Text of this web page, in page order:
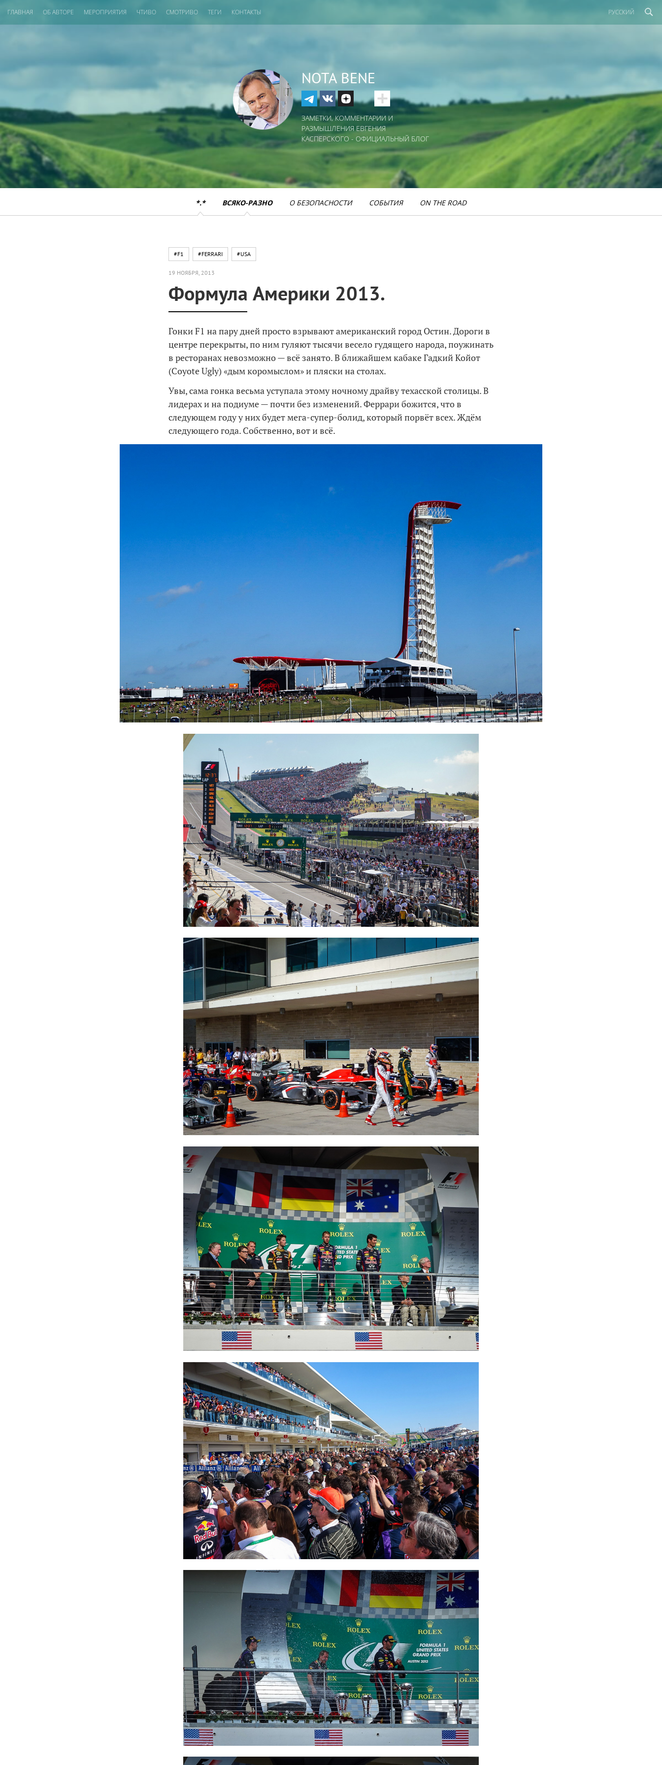
ГЛАВНАЯ ОБ АВТОРЕ МЕРОПРИЯТИЯ ЧТИВО СМОТРИВО ТЕГИ КОНТАКТЫ РУССКИЙ
NOTA BENE
ЗАМЕТКИ, КОММЕНТАРИИ И
РАЗМЫШЛЕНИЯ ЕВГЕНИЯ
КАСПЕРСКОГО - ОФИЦИАЛЬНЫЙ БЛОГ
*.* ВСЯКО-РАЗНО О БЕЗОПАСНОСТИ СОБЫТИЯ ON THE ROAD
#F1 #FERRARI #USA
19 НОЯБРЯ, 2013
Формула Америки 2013.
Гонки F1 на пару дней просто взрывают американский город Остин. Дороги в
центре перекрыты, по ним гуляют тысячи весело гудящего народа, поужинать
в ресторанах невозможно — всё занято. В ближайшем кабаке Гадкий Койот
(Coyote Ugly) «дым коромыслом» и пляски на столах.
Увы, сама гонка весьма уступала этому ночному драйву техасской столицы. В
лидерах и на подиуме — почти без изменений. Феррари божится, что в
следующем году у них будет мега-супер-болид, который порвёт всех. Ждём
следующего года. Собственно, вот и всё.